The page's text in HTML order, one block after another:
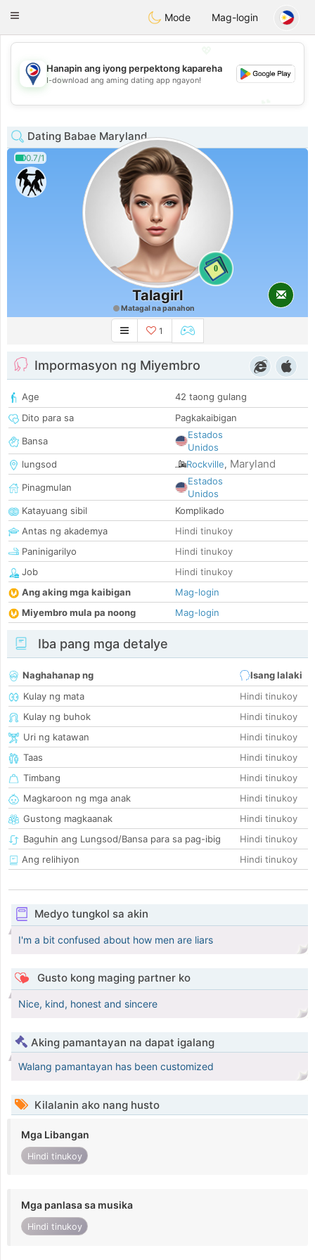
PhilippinesChat
Toggle
Mode Mag-login
💖
💕
Hanapin ang iyong perpektong kapareha
I-download ang aming dating app ngayon!
Dating Babae Maryland
0.7/1
0
Talagirl
Matagal na panahon
1
Impormasyon ng Miyembro
Age
42 taong gulang
Dito para sa
Pagkakaibigan
Bansa
Estados
Unidos
lungsod
Rockville, Maryland
Pinagmulan
Estados
Unidos
Katayuang sibil
Komplikado
Antas ng akademya
Hindi tinukoy
Paninigarilyo
Hindi tinukoy
Job
Hindi tinukoy
Ang aking mga kaibigan
Mag-login
Miyembro mula pa noong
Mag-login
Iba pang mga detalye
Naghahanap ng
Isang lalaki
Kulay ng mata
Hindi tinukoy
Kulay ng buhok
Hindi tinukoy
Uri ng katawan
Hindi tinukoy
Taas
Hindi tinukoy
Timbang
Hindi tinukoy
Magkaroon ng mga anak
Hindi tinukoy
Gustong magkaanak
Hindi tinukoy
Baguhin ang Lungsod/Bansa para sa pag-ibig
Hindi tinukoy
Ang relihiyon
Hindi tinukoy
Medyo tungkol sa akin
I'm a bit confused about how men are liars
Gusto kong maging partner ko
Nice, kind, honest and sincere
Aking pamantayan na dapat igalang
Walang pamantayan has been customized
Kilalanin ako nang husto
Mga Libangan
Hindi tinukoy
Mga panlasa sa musika
Hindi tinukoy